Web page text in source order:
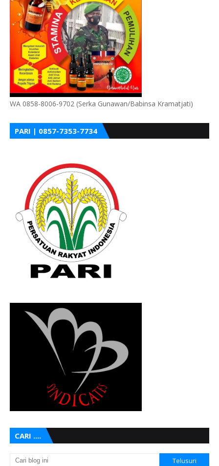
WA 0858-8006-9702 (Serka Gunawan/Babinsa Kramatjati)
PARI | 0857-7353-7734
CARI ....